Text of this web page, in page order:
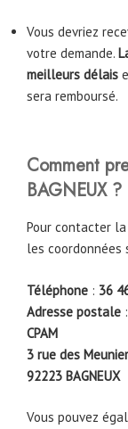
Vous devriez
votre demande.
meilleurs délais
sera remboursé.
Comment
BAGNEUX ?
Pour contacter la
les coordonnées
Téléphone : 36
Adresse postale
CPAM
3 rue des
92223 BAGNEUX
Vous pouvez